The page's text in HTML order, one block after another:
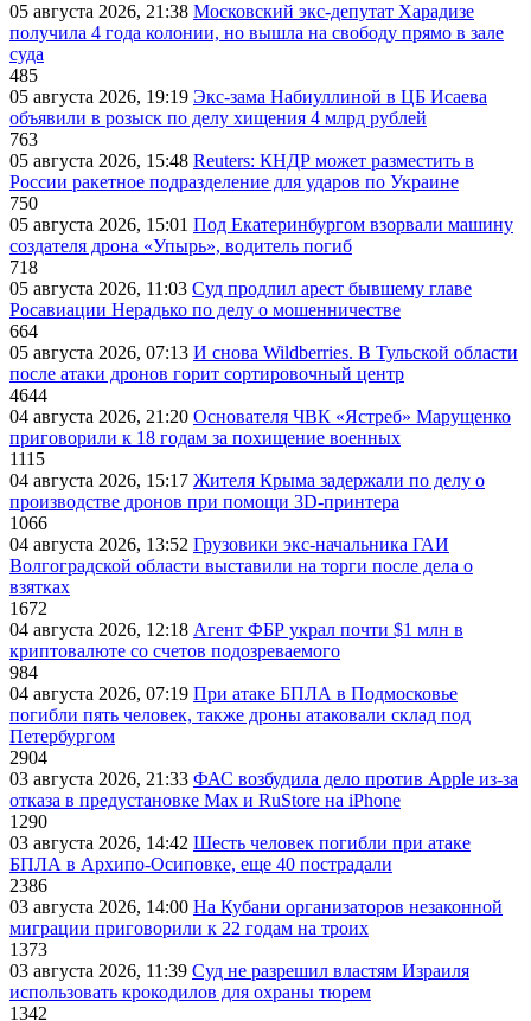
05 августа 2026, 21:38 Московский экс-депутат Харадизе
получила 4 года колонии, но вышла на свободу прямо в зале
суда
485
05 августа 2026, 19:19 Экс-зама Набиуллиной в ЦБ Исаева
объявили в розыск по делу хищения 4 млрд рублей
763
05 августа 2026, 15:48 Reuters: КНДР может разместить в
России ракетное подразделение для ударов по Украине
750
05 августа 2026, 15:01 Под Екатеринбургом взорвали машину
создателя дрона «Упырь», водитель погиб
718
05 августа 2026, 11:03 Суд продлил арест бывшему главе
Росавиации Нерадько по делу о мошенничестве
664
05 августа 2026, 07:13 И снова Wildberries. В Тульской области
после атаки дронов горит сортировочный центр
4644
04 августа 2026, 21:20 Основателя ЧВК «Ястреб» Марущенко
приговорили к 18 годам за похищение военных
1115
04 августа 2026, 15:17 Жителя Крыма задержали по делу о
производстве дронов при помощи 3D‑принтера
1066
04 августа 2026, 13:52 Грузовики экс-начальника ГАИ
Волгоградской области выставили на торги после дела о
взятках
1672
04 августа 2026, 12:18 Агент ФБР украл почти $1 млн в
криптовалюте со счетов подозреваемого
984
04 августа 2026, 07:19 При атаке БПЛА в Подмосковье
погибли пять человек, также дроны атаковали склад под
Петербургом
2904
03 августа 2026, 21:33 ФАС возбудила дело против Apple из-за
отказа в предустановке Max и RuStore на iPhone
1290
03 августа 2026, 14:42 Шесть человек погибли при атаке
БПЛА в Архипо-Осиповке, еще 40 пострадали
2386
03 августа 2026, 14:00 На Кубани организаторов незаконной
миграции приговорили к 22 годам на троих
1373
03 августа 2026, 11:39 Суд не разрешил властям Израиля
использовать крокодилов для охраны тюрем
1342